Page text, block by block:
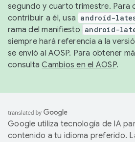
segundo y cuarto trimestre. Para
contribuir a él, usa android-
rama del manifiesto android-
siempre hará referencia a la
se envió al AOSP. Para obtener
consultaCambios en el AOSP.
Google utiliza tecnología de IA
contenido a tu idioma preferido.